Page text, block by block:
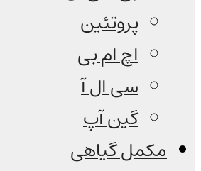
پروتئین
اچ ام بی
سی ال آ
گین آپ
مکمل گیاهی